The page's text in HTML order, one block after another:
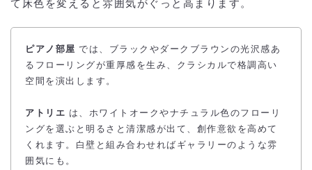
て床色を変えると雰囲気がぐっと高まります。
ピアノ部屋 では、ブラックやダークブラウンの光沢感あ
るフローリングが重厚感を生み、クラシカルで格調高い
空間を演出します。
アトリエ は、ホワイトオークやナチュラル色のフローリ
ングを選ぶと明るさと清潔感が出て、創作意欲を高めて
くれます。白壁と組み合わせればギャラリーのような雰
囲気にも。